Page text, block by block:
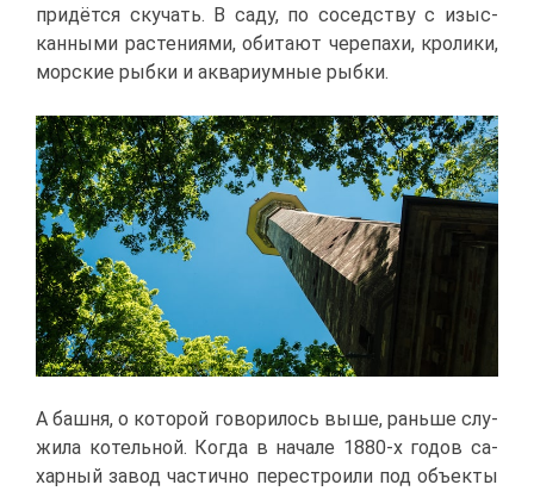
при­дёт­ся ску­чать. В са­ду, по со­сед­ству с изыс­
кан­ны­ми рас­те­ни­я­ми, оби­та­ют че­ре­па­хи, кро­ли­ки,
мор­ские рыб­ки и ак­ва­ри­ум­ные рыб­ки.
А баш­ня, о ко­то­рой го­во­ри­лось вы­ше, рань­ше слу­
жи­ла ко­тель­ной. Ко­гда в на­ча­ле 1880-х го­дов са­
хар­ный за­вод ча­стич­но пе­ре­стро­и­ли под объ­ек­ты